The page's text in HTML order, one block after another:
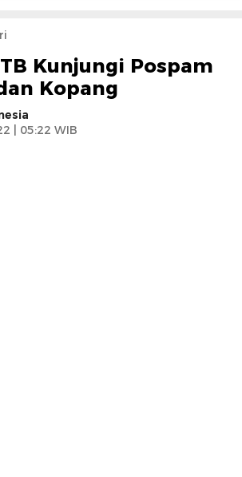
Kunjungi Pospam
Kopang
| 05:22 WIB